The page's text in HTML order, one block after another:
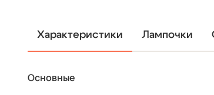
Характеристики Лампочки
Основные